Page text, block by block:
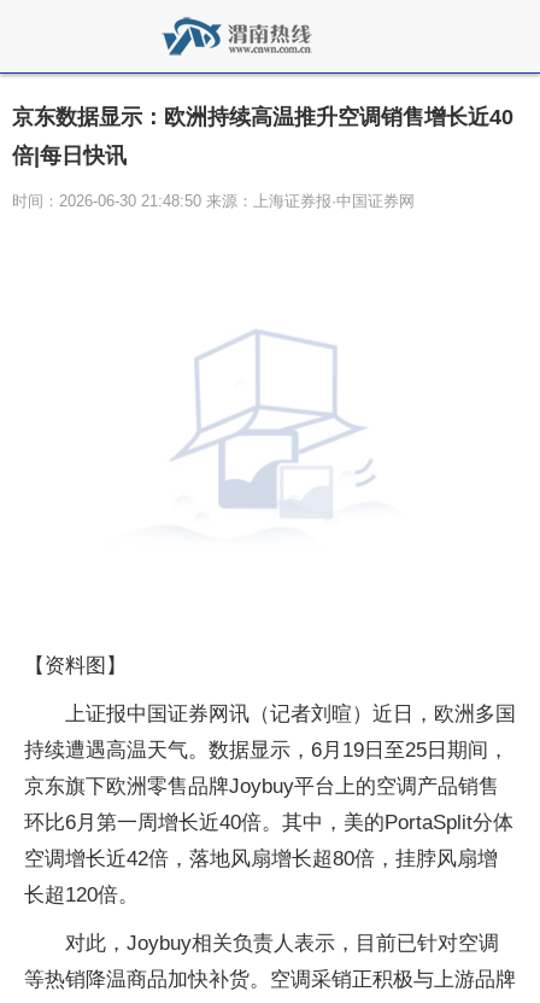
京东数据显示：欧洲持续高温推升空调销售增长近40
倍|每日快讯
时间：2026-06-30 21:48:50 来源：上海证券报·中国证券网
【资料图】
上证报中国证券网讯（记者刘暄）近日，欧洲多国
持续遭遇高温天气。数据显示，6月19日至25日期间，
京东旗下欧洲零售品牌Joybuy平台上的空调产品销售
环比6月第一周增长近40倍。其中，美的PortaSplit分体
空调增长近42倍，落地风扇增长超80倍，挂脖风扇增
长超120倍。
对此，Joybuy相关负责人表示，目前已针对空调
等热销降温商品加快补货。空调采销正积极与上游品牌